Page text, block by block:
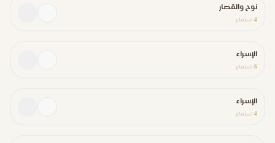
نوح والقصار
4 استماع
الإسراء
6 استماع
الإسراء
4 استماع